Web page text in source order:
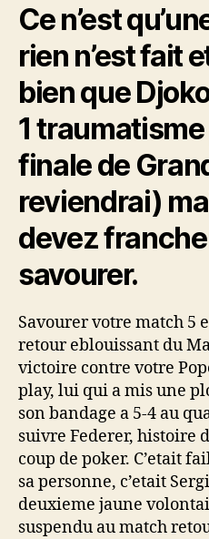
Ce n’est
rien n’est fait
bien que
1
finale de
reviendrai)
devez
savourer.
Savourer votre match 5
retour eblouissant du
victoire contre votre
play, lui qui a mis une
son bandage a 5-4 au
suivre Federer, histoire
coup de poker. C’etait
sa personne, c’etait
deuxieme jaune
suspendu au match